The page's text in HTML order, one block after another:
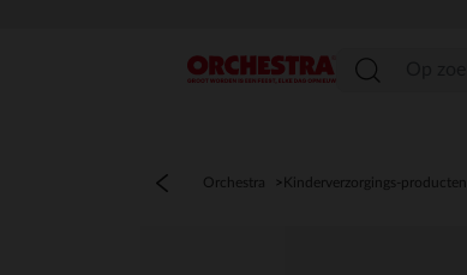
menu
Orchestra Kinderverzorgings-producten